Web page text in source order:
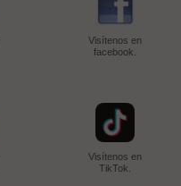
Visítenos en
facebook.
Visítenos en
TikTok.